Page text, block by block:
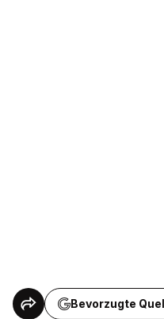
Bevorzugte